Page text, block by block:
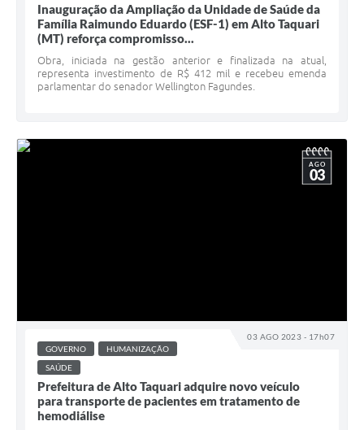
Inauguração da Ampliação da Unidade de Saúde da
Família Raimundo Eduardo (ESF-1) em Alto Taquari
(MT) reforça compromisso...
Obra, iniciada na gestão anterior e finalizada na atual,
representa investimento de R$ 412 mil e recebeu emenda
parlamentar do senador Wellington Fagundes.
03 AGO 2023 - 17h07
AGO
03
GOVERNO
HUMANIZAÇÃO
SAÚDE
Prefeitura de Alto Taquari adquire novo veículo
para transporte de pacientes em tratamento de
hemodiálise